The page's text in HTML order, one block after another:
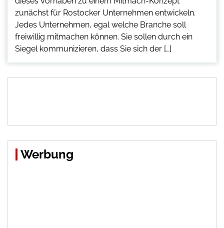
zunächst für Rostocker Unternehmen entwickeln.
Jedes Unternehmen, egal welche Branche soll
freiwillig mitmachen können. Sie sollen durch ein
Siegel kommunizieren, dass Sie sich der […]
Werbung